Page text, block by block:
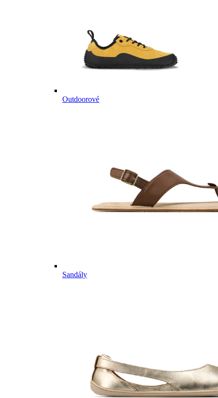
Outdoorové
Sandály